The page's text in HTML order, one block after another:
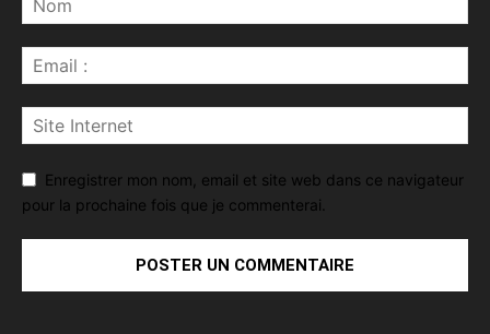
Enregistrer mon nom, email et site web dans ce navigateur
pour la prochaine fois que je commenterai.